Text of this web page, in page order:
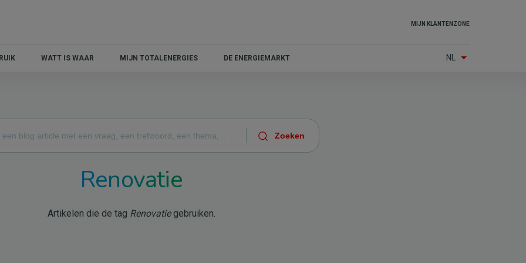
WATT IS WAAR MIJN TOTALENERGIES DE ENERGIEMARKT
Top
menu
MIJN KLANTENZONE
NL
Renovatie
Artikelen die de tag Renovatie gebruiken.